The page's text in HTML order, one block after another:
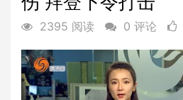
2395 阅读 0 评论